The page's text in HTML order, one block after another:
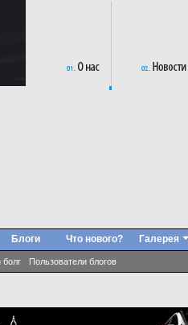
Блоги
Пользователи блогов
Что нового? Галерея